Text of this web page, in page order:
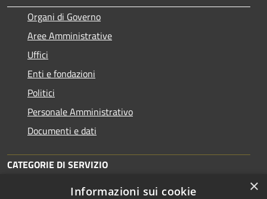
Organi di Governo
Aree Amministrative
Uffici
Enti e fondazioni
Politici
Personale Amministrativo
Documenti e dati
CATEGORIE DI SERVIZIO
Anagrafe e stato civile
×
Informazioni sui cookie